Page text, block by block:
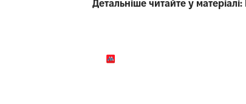
Детальніше читайте у матеріалі: